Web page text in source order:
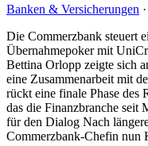
Banken & Versicherungen ·
Die Commerzbank steuert
Übernahmepoker mit
Bettina Orlopp zeigte sich
eine Zusammenarbeit mit
rückt eine finale Phase des
das die Finanzbranche seit
für den Dialog Nach
Commerzbank-Chefin nun